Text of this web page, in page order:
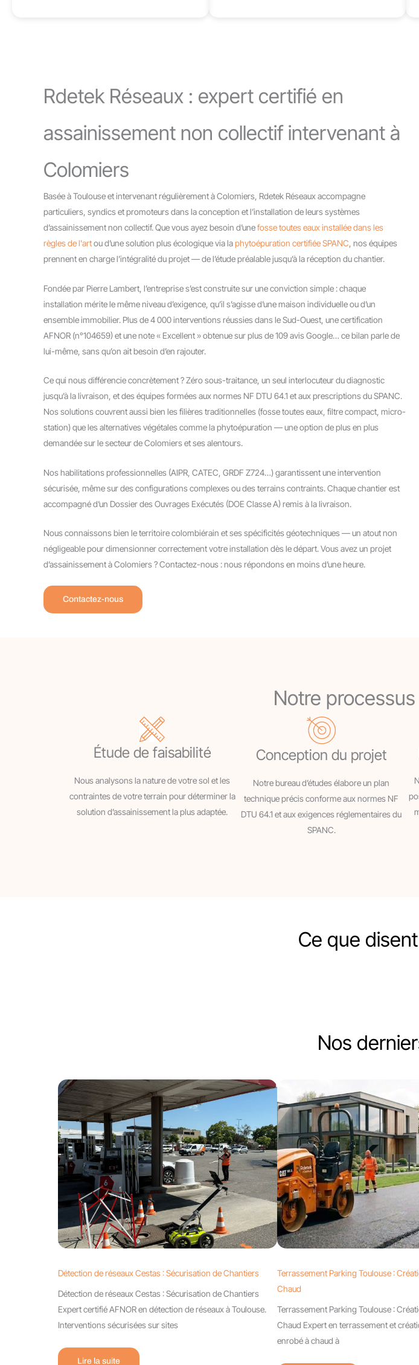
Rdetek Réseaux : expert certifié en
assainissement non collectif intervenant à
Colomiers
Basée à Toulouse et intervenant régulièrement à Colomiers, Rdetek Réseaux accompagne
particuliers, syndics et promoteurs dans la conception et l’installation de leurs systèmes
d’assainissement non collectif. Que vous ayez besoin d’unefosse toutes eaux installée dans les
règles de l'artou d’une solution plus écologique via laphytoépuration certifiée SPANC , nos équipes
prennent en charge l’intégralité du projet — de l’étude préalable jusqu’à la réception du chantier.
Fondée par Pierre Lambert, l’entreprise s’est construite sur une conviction simple : chaque
installation mérite le même niveau d’exigence, qu’il s’agisse d’une maison individuelle ou d’un
ensemble immobilier. Plus de 4 000 interventions réussies dans le Sud-Ouest, une certification
AFNOR (n°104659) et une note « Excellent » obtenue sur plus de 109 avis Google… ce bilan parle de
lui-même, sans qu’on ait besoin d’en rajouter.
Ce qui nous différencie concrètement ? Zéro sous-traitance, un seul interlocuteur du diagnostic
jusqu’à la livraison, et des équipes formées aux normes NF DTU 64.1 et aux prescriptions du SPANC.
Nos solutions couvrent aussi bien les filières traditionnelles (fosse toutes eaux, filtre compact, micro-
station) que les alternatives végétales comme la phytoépuration — une option de plus en plus
demandée sur le secteur de Colomiers et ses alentours.
Nos habilitations professionnelles (AIPR, CATEC, GRDF Z724…) garantissent une intervention
sécurisée, même sur des configurations complexes ou des terrains contraints. Chaque chantier est
accompagné d’un Dossier des Ouvrages Exécutés (DOE Classe A) remis à la livraison.
Nous connaissons bien le territoire colombiérain et ses spécificités géotechniques — un atout non
négligeable pour dimensionner correctement votre installation dès le départ. Vous avez un projet
d’assainissement à Colomiers ? Contactez-nous : nous répondons en moins d’une heure.
Contactez-nous
Notre
Étude de faisabilité
Nous analysons la nature de votre sol et les
contraintes de votre terrain pour déterminer la
solution d’assainissement la plus adaptée.
Conception du projet
Notre bureau d’études élabore un plan
technique précis conforme aux normes NF
DTU 64.1 et aux exigences réglementaires du
SPANC.
Ce que
Nos
Détection de réseaux Cestas : Sécurisation de Chantiers
Détection de réseaux Cestas : Sécurisation de Chantiers
Expert certifié AFNOR en détection de réseaux à Toulouse.
Interventions sécurisées sur sites
Lire la suite
Terrassement Parking Toulouse :
Chaud
Terrassement Parking Toulouse :
Chaud Expert en terrassement et
enrobé à chaud à